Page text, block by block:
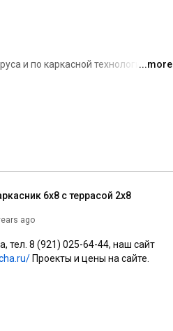
и по каркасной технологии. ...more
6х8 с террасой 2х8
ago
Проекты и цены на сайте.